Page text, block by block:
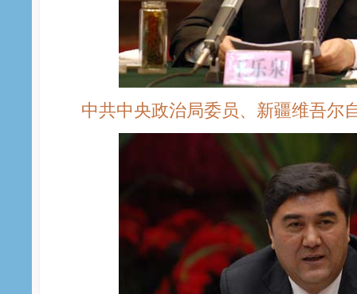
中共中央政治局委员、新疆维吾尔